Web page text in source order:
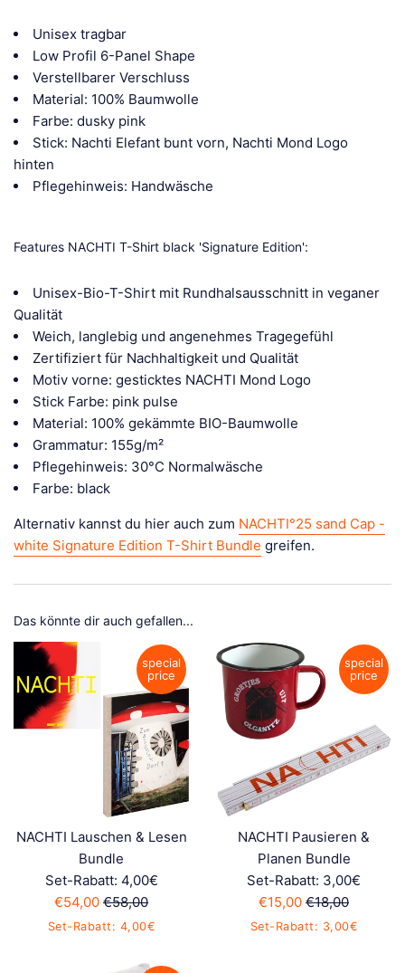
Unisex tragbar
Low Profil 6-Panel Shape
Verstellbarer Verschluss
Material: 100% Baumwolle
Farbe: dusky pink
Stick: Nachti Elefant bunt vorn, Nachti Mond Logo
hinten
Pflegehinweis: Handwäsche
Features NACHTI T-Shirt black 'Signature Edition':
Unisex-Bio-T-Shirt mit Rundhalsausschnitt in veganer
Qualität
Weich, langlebig und angenehmes Tragegefühl
Zertifiziert für Nachhaltigkeit und Qualität
Motiv vorne: gesticktes NACHTI Mond Logo
Stick Farbe: pink pulse
Material: 100% gekämmte BIO-Baumwolle
Grammatur: 155g/m²
Pflegehinweis: 30°C Normalwäsche
Farbe: black
Alternativ kannst du hier auch zum NACHTI°25 sand Cap -
white Signature Edition T-Shirt Bundle greifen.
Das könnte dir auch gefallen...
NACHTI Lauschen & Lesen
Bundle
Set-Rabatt: 4,00€
Sonderpreis
€54,00 Normaler
Preis
€58,00
special
price
Set-Rabatt: 4,00€
NACHTI Pausieren &
Planen Bundle
Set-Rabatt: 3,00€
Sonderpreis
€15,00 Normaler
Preis
€18,00
special
price
Set-Rabatt: 3,00€